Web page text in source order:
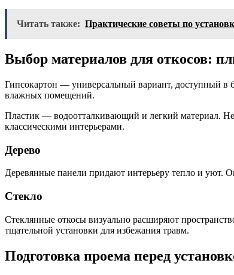
Читать также: Практические советы по
Выбор материалов для откосов:
Гипсокартон — универсальный вариант, доступный в
влажных помещений.
Пластик — водоотталкивающий и легкий материал. Не
классическими интерьерами.
Дерево
Деревянные панели придают интерьеру тепло и уют.
Стекло
Стеклянные откосы визуально расширяют
тщательной установки для избежания травм.
Подготовка проема перед